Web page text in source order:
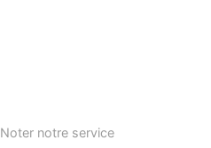
Noter notre service